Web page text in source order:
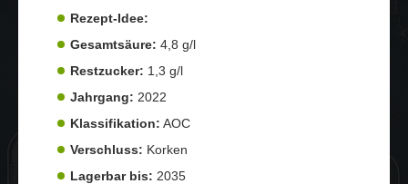
Rezept-Idee:
Gesamtsäure: 4,8 g/l
Restzucker: 1,3 g/l
Jahrgang: 2022
Klassifikation: AOC
Verschluss: Korken
Lagerbar bis: 2035